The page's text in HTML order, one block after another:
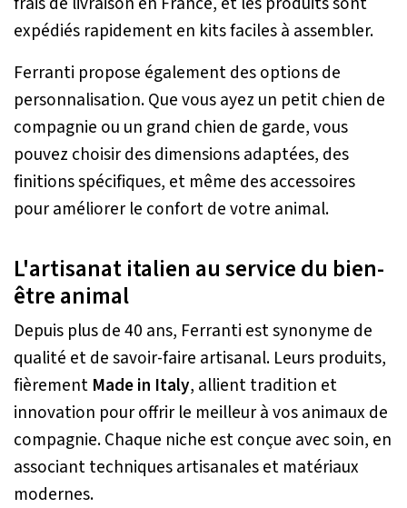
expédiés rapidement en kits faciles à assembler.
Ferranti propose également des options de
personnalisation. Que vous ayez un petit chien de
compagnie ou un grand chien de garde, vous
pouvez choisir des dimensions adaptées, des
finitions spécifiques, et même des accessoires
pour améliorer le confort de votre animal.
L'artisanat italien au service du bien-
être animal
Depuis plus de 40 ans, Ferranti est synonyme de
qualité et de savoir-faire artisanal. Leurs produits,
fièrement Made in Italy, allient tradition et
innovation pour offrir le meilleur à vos animaux de
compagnie. Chaque niche est conçue avec soin, en
associant techniques artisanales et matériaux
modernes.